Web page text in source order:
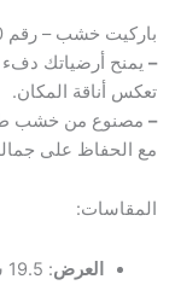
باركيت خشب – رقم 640
– يمنح أرضياتك
تعكس أناقة المكان.
– مصنوع من خشب
مع الحفاظ على
المقاسات:
العرض: 19.5 سم